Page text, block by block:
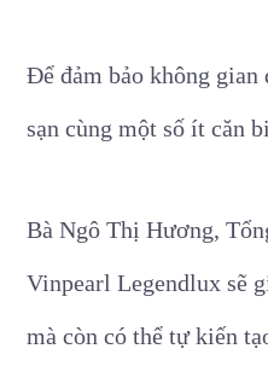
Để đảm bảo không
sạn cùng một số ít căn
Bà Ngô Thị Hương,
Vinpearl Legendlux sẽ
mà còn có thể tự kiến